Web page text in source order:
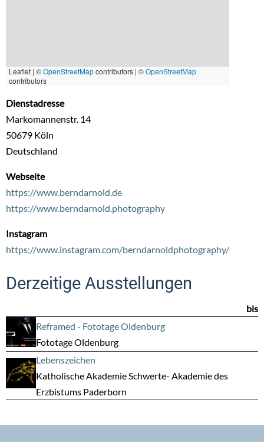
Leaflet | ©OpenStreetMapcontributors | ©OpenStreetMap
contributors
Dienstadresse
Markomannenstr. 14
50679 Köln
Deutschland
Webseite
https://www.berndarnold.de
https://www.berndarnold.photography
Instagram
https://www.instagram.com/berndarnoldphotography/
Derzeitige Ausstellungen
bis
Reframed - Fototage Oldenburg
Fototage Oldenburg
Lebenszeichen
Katholische Akademie Schwerte- Akademie des
Erzbistums Paderborn